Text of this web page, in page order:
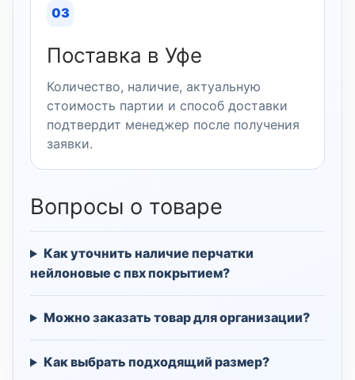
03
Поставка в Уфе
Количество, наличие, актуальную
стоимость партии и способ доставки
подтвердит менеджер после получения
заявки.
Вопросы о товаре
Как уточнить наличие перчатки
нейлоновые с пвх покрытием?
Можно заказать товар для организации?
Как выбрать подходящий размер?